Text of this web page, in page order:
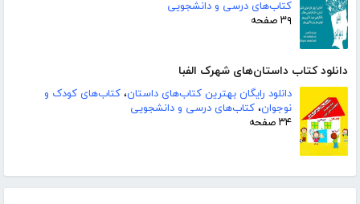
کتاب‌های درسی و دانشجویی
۳۹ صفحه
دانلود کتاب داستان‌های شهرک الفبا
دانلود رایگان بهترین کتاب‌های داستان، کتاب‌های کودک و
نوجوان، کتاب‌های درسی و دانشجویی
۳۴ صفحه